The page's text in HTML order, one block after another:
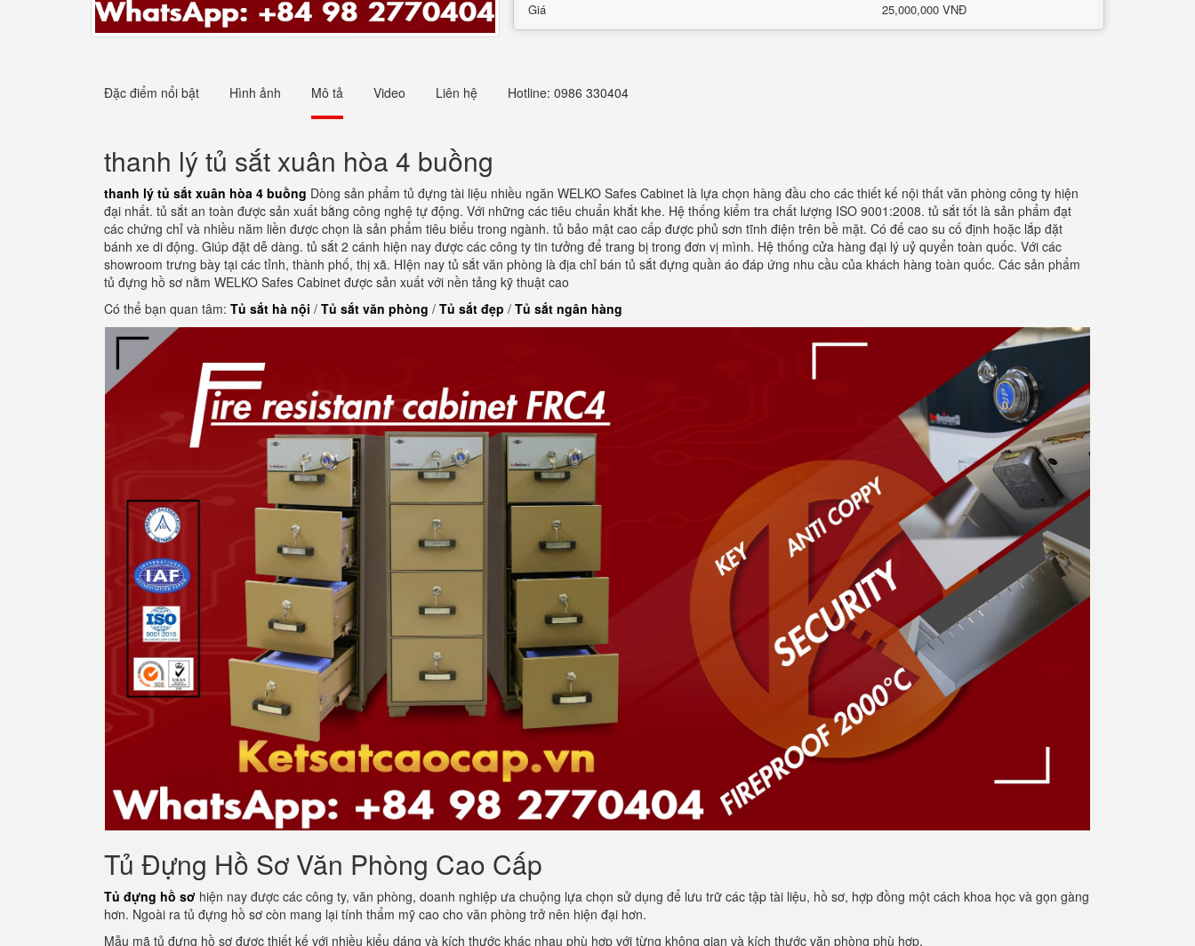
Giá
25,000,000 VNĐ
Đặc điểm nổi bật Hình ảnh Mô tả Video Liên hệ Hotline: 0986 330404
thanh lý tủ sắt xuân hòa 4 buồng
thanh lý tủ sắt xuân hòa 4 buồng Dòng sản phẩm tủ đựng tài liệu nhiều ngăn WELKO Safes Cabinet là lựa chọn hàng đầu cho các thiết kế nội thất văn phòng công ty hiện
đại nhất. tủ sắt an toàn được sản xuất bằng công nghệ tự động. Với những các tiêu chuẩn khắt khe. Hệ thống kiểm tra chất lượng ISO 9001:2008. tủ sắt tốt là sản phẩm đạt
các chứng chỉ và nhiều năm liền được chọn là sản phẩm tiêu biểu trong ngành. tủ bảo mật cao cấp được phủ sơn tĩnh điện trên bề mặt. Có đế cao su cố định hoặc lắp đặt
bánh xe di động. Giúp đặt dễ dàng. tủ sắt 2 cánh hiện nay được các công ty tin tưởng để trang bị trong đơn vị mình. Hệ thống cửa hàng đại lý uỷ quyển toàn quốc. Với các
showroom trưng bày tại các tỉnh, thành phố, thị xã. HIện nay tủ sắt văn phòng là địa chỉ bán tủ sắt đựng quần áo đáp ứng nhu cầu của khách hàng toàn quốc. Các sản phẩm
tủ đựng hồ sơ nằm WELKO Safes Cabinet được sản xuất với nền tảng kỹ thuật cao
Có thể bạn quan tâm: Tủ sắt hà nội / Tủ sắt văn phòng / Tủ sắt đẹp / Tủ sắt ngân hàng
Tủ Đựng Hồ Sơ Văn Phòng Cao Cấp
Tủ đựng hồ sơ hiện nay được các công ty, văn phòng, doanh nghiệp ưa chuộng lựa chọn sử dụng để lưu trữ các tập tài liệu, hồ sơ, hợp đồng một cách khoa học và gọn gàng
hơn. Ngoài ra tủ đựng hồ sơ còn mang lại tính thẩm mỹ cao cho văn phòng trở nên hiện đại hơn.
Mẫu mã tủ đựng hồ sơ được thiết kế với nhiều kiểu dáng và kích thước khác nhau phù hợp với từng không gian và kích thước văn phòng phù hợp.